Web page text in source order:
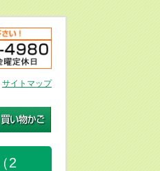
編集
サイトマップ
2